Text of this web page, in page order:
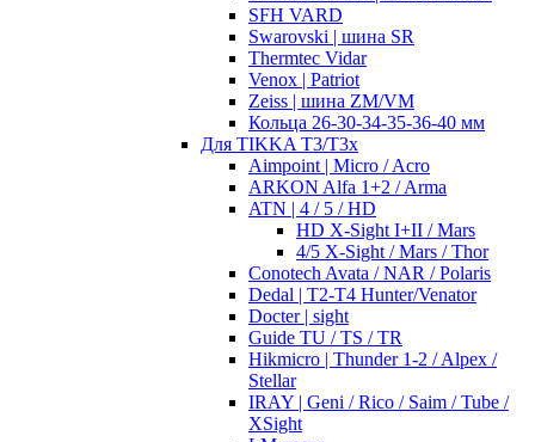
SFH VARD
Swarovski | шина SR
Thermtec Vidar
Venox | Patriot
Zeiss | шина ZM/VM
Кольца 26-30-34-35-36-40 мм
Для TIKKA T3/T3x
Aimpoint | Micro / Acro
ARKON Alfa 1+2 / Arma
ATN | 4 / 5 / HD
HD X-Sight I+II / Mars
4/5 X-Sight / Mars / Thor
Conotech Avata / NAR / Polaris
Dedal | T2-T4 Hunter/Venator
Docter | sight
Guide TU / TS / TR
Hikmicro | Thunder 1-2 / Alpex /
Stellar
IRAY | Geni / Rico / Saim / Tube /
XSight